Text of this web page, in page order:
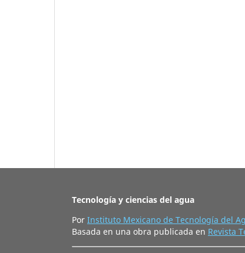
Tecnología y ciencias del agua
Por Instituto Mexicano de Tecnología del
Basada en una obra publicada en Revista